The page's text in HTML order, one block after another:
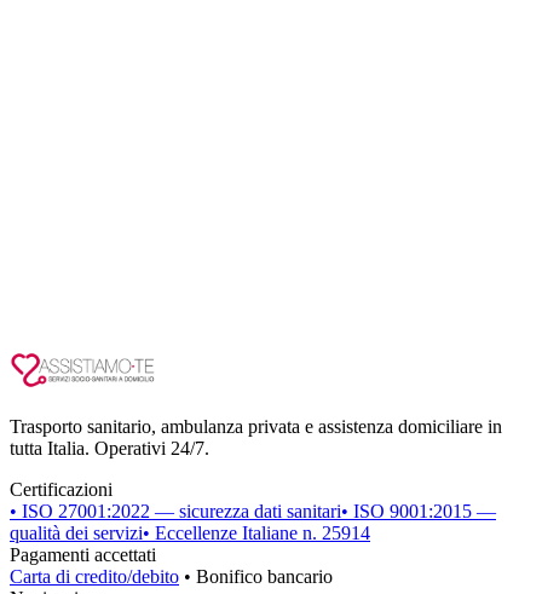
Trasporto sanitario, ambulanza privata e assistenza domiciliare in
tutta Italia. Operativi 24/7.
Certificazioni
• ISO 27001:2022 — sicurezza dati sanitari• ISO 9001:2015 —
qualità dei servizi• Eccellenze Italiane n. 25914
Pagamenti accettati
Carta di credito/debito • Bonifico bancario